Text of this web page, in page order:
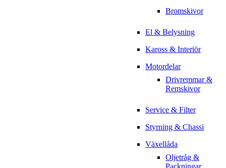
Bromskivor
El & Belysning
Kaross & Interiör
Motordelar
Drivremmar &
Remskivor
Service & Filter
Styrning & Chassi
Växellåda
Oljetråg &
Packningar